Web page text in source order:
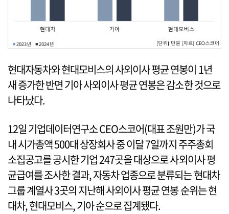
현대자동차와 현대모비스의 사외이사 평균 연봉이 1년
새 증가한 반면 기아 사외이사 평균 연봉은 감소한 것으로
나타났다.
12일 기업데이터연구소 CEO스코어(대표 조원만)가 국
내 시가총액 500대 상장회사 중 이달 7일까지 주주총회
소집공고를 공시한 기업 247곳을 대상으로 사외이사 평
균급여를 조사한 결과, 자동차 업종으로 분류되는 현대차
그룹 계열사 3곳의 지난해 사외이사 평균 연봉 순위는 현
대차, 현대모비스, 기아 순으로 집계됐다.